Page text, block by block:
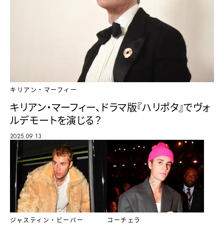
キリアン・マーフィー
キリアン・マーフィー、ドラマ版『ハリポタ』でヴォ
ルデモートを演じる？
2025.09.13
ジャスティン・ビーバー コーチェラ